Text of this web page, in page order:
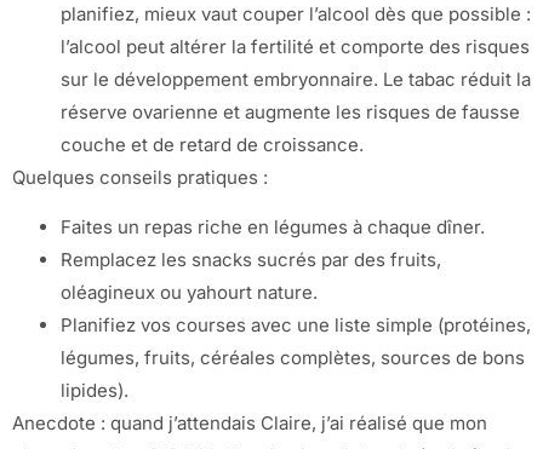
planifiez, mieux vaut couper l’alcool dès que possible :
l’alcool peut altérer la fertilité et comporte des risques
sur le développement embryonnaire. Le tabac réduit la
réserve ovarienne et augmente les risques de fausse
couche et de retard de croissance.
Quelques conseils pratiques :
Faites un repas riche en légumes à chaque dîner.
Remplacez les snacks sucrés par des fruits,
oléagineux ou yahourt nature.
Planifiez vos courses avec une liste simple (protéines,
légumes, fruits, céréales complètes, sources de bons
lipides).
Anecdote : quand j’attendais Claire, j’ai réalisé que mon